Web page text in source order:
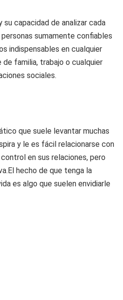
su capacidad de analizar cada
sumamente confiables
indispensables en cualquier
familia, trabajo o cualquier
sociales.
que suele levantar muchas
y le es fácil relacionarse con
en sus relaciones, pero
hecho de que tenga la
es algo que suelen envidiarle